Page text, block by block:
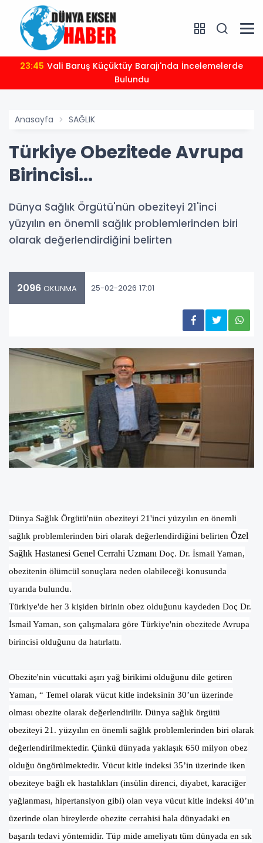
23:45
Bulundu
Anasayfa SAĞLIK
Türkiye Obezitede Avrupa
Birincisi...
Dünya Sağlık Örgütü'nün obeziteyi 21'inci
yüzyılın en önemli sağlık problemlerinden biri
olarak değerlendirdiğini belirten
2096 OKUNMA 25-02-2026 17:01
Dünya Sağlık Örgütü'nün obeziteyi 21'inci yüzyılın en önemli
sağlık problemlerinden biri olarak değerlendirdiğini belirten Özel
Sağlık Hastanesi Genel Cerrahi Uzmanı Doç. Dr. İsmail Yaman,
obezitenin ölümcül sonuçlara neden olabileceği konusunda
uyarıda bulundu.
Türkiye'de her 3 kişiden birinin obez olduğunu kaydeden Doç Dr.
İsmail Yaman, son çalışmalara göre Türkiye'nin obezitede Avrupa
birincisi olduğunu da hatırlattı.
Obezite'nin vücuttaki aşırı yağ birikimi olduğunu dile getiren
Yaman, “ Temel olarak vücut kitle indeksinin 30’un üzerinde
olması obezite olarak değerlendirilir. Dünya sağlık örgütü
obeziteyi 21. yüzyılın en önemli sağlık problemlerinden biri olarak
değerlendirilmektedir. Çünkü dünyada yaklaşık 650 milyon obez
olduğu öngörülmektedir. Vücut kitle indeksi 35’in üzerinde iken
obeziteye bağlı ek hastalıkları (insülin direnci, diyabet, karaciğer
yağlanması, hipertansiyon gibi) olan veya vücut kitle indeksi 40’ın
üzerinde olan bireylerde obezite cerrahisi hala dünyadaki en
başarılı tedavi yöntemidir. Tüp mide ameliyatı tüm dünyada en sık